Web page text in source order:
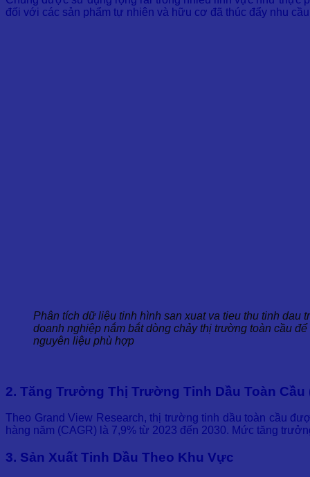
đối với các sản phẩm tự nhiên và hữu cơ đã thúc đẩy nhu
Phân tích dữ liệu tinh hình san xuat va tieu thu tinh dau
doanh nghiệp nắm bắt dòng chảy thị trường toàn cầu
nguyên liệu phù hợp
2. Tăng Trưởng Thị Trường Tinh Dầu Toàn Cầu
Theo Grand View Research, thị trường tinh dầu toàn cầu
hàng năm (CAGR) là 7,9% từ 2023 đến 2030. Mức tăng
3. Sản Xuất Tinh Dầu Theo Khu Vực